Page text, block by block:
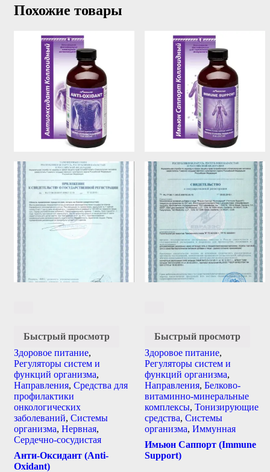
Похожие товары
Быстрый просмотр
Здоровое питание,
Регуляторы систем и
функций организма,
Направления, Средства для
профилактики
онкологических
заболеваний, Системы
организма, Нервная,
Сердечно-сосудистая
Анти-Оксидант (Anti-
Oxidant)
Быстрый просмотр
Здоровое питание,
Регуляторы систем и
функций организма,
Направления, Белково-
витаминно-минеральные
комплексы, Тонизирующие
средства, Системы
организма, Иммунная
Имьюн Саппорт (Immune
Support)